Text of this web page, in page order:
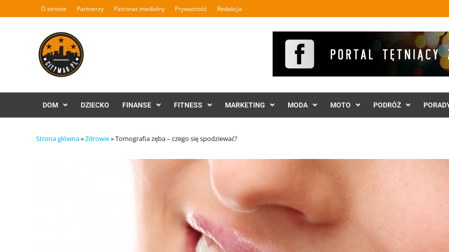
to
O stronie Partnerzy Patronat medialny Prywatność Redakcja
DOM DZIECKO FINANSE FITNESS MARKETING MODA MOTO PODRÓŻ
Strona główna»Zdrowie»Tomografia zęba – czego się spodziewać?